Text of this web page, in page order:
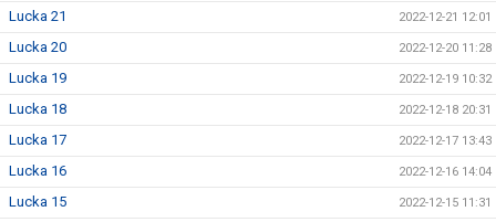
Lucka 21 2022-12-21 12:01
Lucka 20 2022-12-20 11:28
Lucka 19 2022-12-19 10:32
Lucka 18 2022-12-18 20:31
Lucka 17 2022-12-17 13:43
Lucka 16 2022-12-16 14:04
Lucka 15 2022-12-15 11:31